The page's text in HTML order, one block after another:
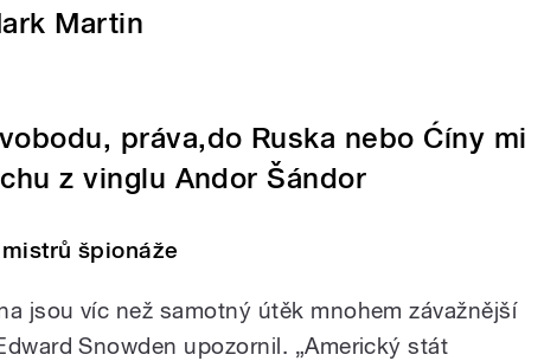
Martin
práva,do Ruska nebo Ćíny mi
z vinglu Andor Šándor
špionáže
jsou víc než samotný útěk mnohem závažnější
Snowden upozornil. „Americký stát